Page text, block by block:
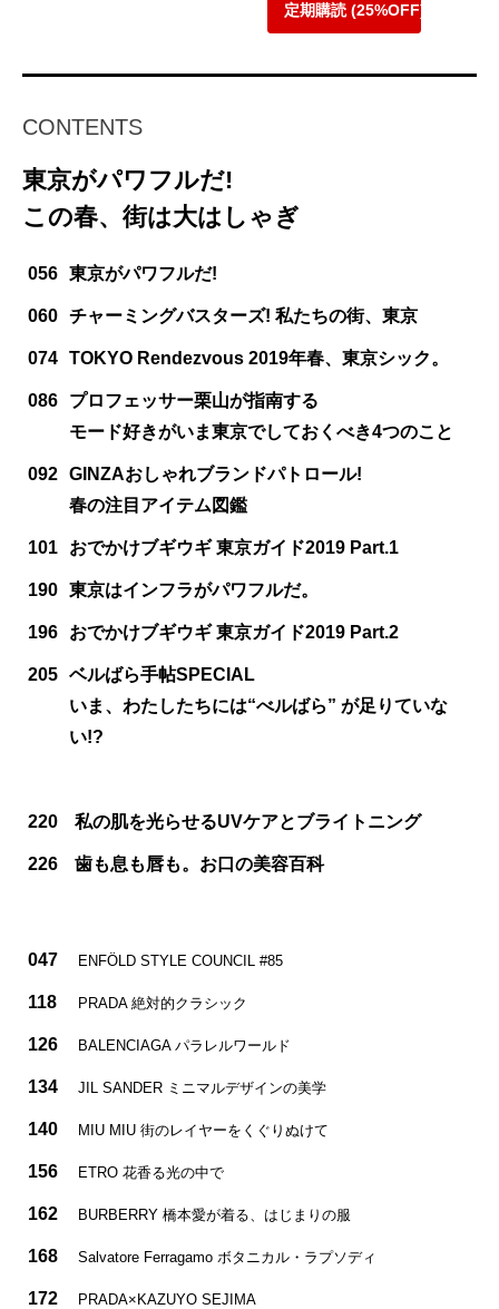
定期購読 (25%OFF)
CONTENTS
東京がパワフルだ!
この春、街は大はしゃぎ
056 東京がパワフルだ!
060 チャーミングバスターズ! 私たちの街、東京
074 TOKYO Rendezvous 2019年春、東京シック。
086
プロフェッサー栗山が指南する
モード好きがいま東京でしておくべき4つのこと
092 GINZAおしゃれブランドパトロール!
春の注目アイテム図鑑
101 おでかけブギウギ 東京ガイド2019 Part.1
190 東京はインフラがパワフルだ。
196 おでかけブギウギ 東京ガイド2019 Part.2
205 ベルばら手帖SPECIAL
いま、わたしたちには“べルばら” が足りていな
い!?
220 私の肌を光らせるUVケアとブライトニング
226 歯も息も唇も。お口の美容百科
047 ENFÖLD STYLE COUNCIL #85
118 PRADA 絶対的クラシック
126 BALENCIAGA パラレルワールド
134 JIL SANDER ミニマルデザインの美学
140 MIU MIU 街のレイヤーをくぐりぬけて
156 ETRO 花香る光の中で
162 BURBERRY 橋本愛が着る、はじまりの服
168 Salvatore Ferragamo ボタニカル・ラプソディ
172
PRADA×KAZUYO SEJIMA